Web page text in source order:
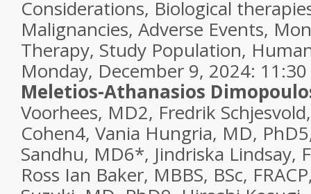
Considerations, Biological
Malignancies, Adverse Events,
Therapy, Study Population,
Monday, December 9, 2024:
Meletios-Athanasios
Voorhees, MD2, Fredrik
Cohen4, Vania Hungria, MD, PhD5
Sandhu, MD6*, Jindriska Lindsay,
Ross Ian Baker, MBBS, BSc,